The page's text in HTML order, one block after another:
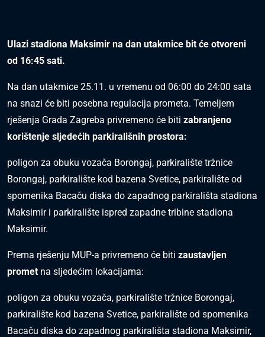
Ulazi stadiona Maksimir na dan utakmice bit će otvoreni
od 16:45 sati.
Na dan utakmice 25.11. u vremenu od 06:00 do 24:00 sata
na snazi će biti posebna regulacija prometa. Temeljem
rješenja Grada Zagreba privremeno će biti zabranjeno
korištenje sljedećih parkirališnih prostora:
poligon za obuku vozača Borongaj, parkiralište tržnice
Borongaj, parkiralište kod bazena Svetice, parkiralište od
spomenika Bacaču diska do zapadnog parkirališta stadiona
Maksimir i parkiralište ispred zapadne tribine stadiona
Maksimir.
Prema rješenju MUP-a privremeno će biti zaustavljen
promet na sljedećim lokacijama:
poligon za obuku vozača, parkiralište tržnice Borongaj,
parkiralište kod bazena Svetice, parkiralište od spomenika
Bacaču diska do zapadnog parkirališta stadiona Maksimir,